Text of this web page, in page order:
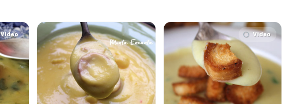
Video Video